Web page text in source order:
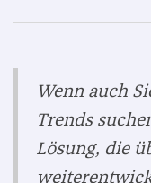
Wenn auch
Trends
Lösung, die